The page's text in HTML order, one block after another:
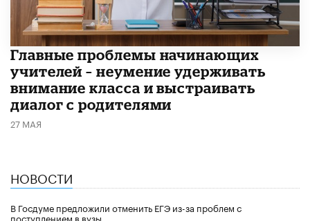
Главные проблемы начинающих
учителей – неумение удерживать
внимание класса и выстраивать
диалог с родителями
27 МАЯ
НОВОСТИ
В Госдуме предложили отменить ЕГЭ из-за проблем с
поступлением в вузы